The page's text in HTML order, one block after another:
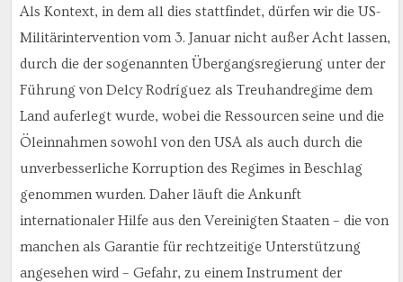
Als Kontext, in dem all dies stattfindet, dürfen wir die US-
Militärintervention vom 3. Januar nicht außer Acht lassen,
durch die der sogenannten Übergangsregierung unter der
Führung von Delcy Rodríguez als Treuhandregime dem
Land auferlegt wurde, wobei die Ressourcen seine und die
Öleinnahmen sowohl von den USA als auch durch die
unverbesserliche Korruption des Regimes in Beschlag
genommen wurden. Daher läuft die Ankunft
internationaler Hilfe aus den Vereinigten Staaten – die von
manchen als Garantie für rechtzeitige Unterstützung
angesehen wird – Gefahr, zu einem Instrument der